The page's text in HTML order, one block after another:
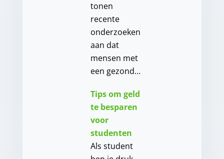
tonen
recente
onderzoeken
aan dat
mensen met
een gezond…
Tips om geld
te besparen
voor
studenten
Als student